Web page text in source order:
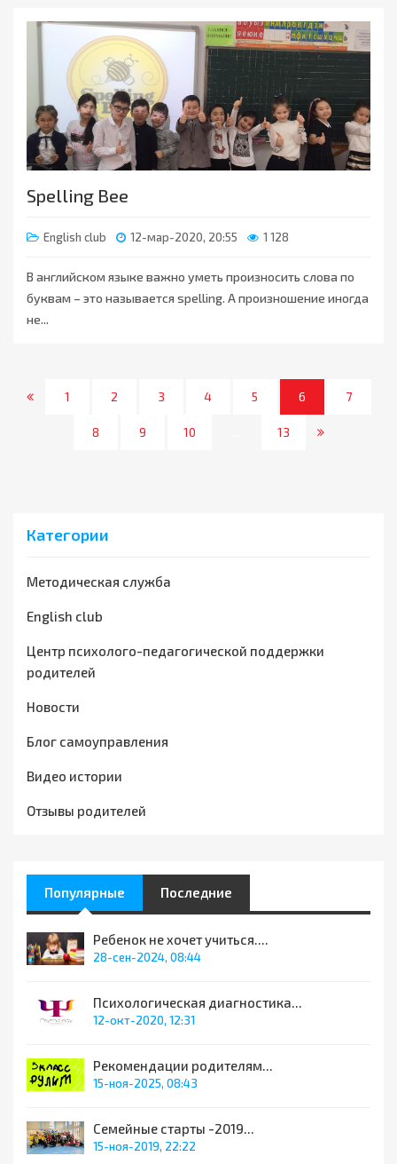
Spelling Bee
English club 12-мар-2020, 20:55 1 128
В английском языке важно уметь произносить слова по
буквам – это называется spelling. А произношение иногда
не...
1 2 3 4 5 6 7
8 9 10 13
Категории
Методическая служба
English club
Центр психолого-педагогической поддержки
родителей
Новости
Блог самоуправления
Видео истории
Отзывы родителей
Популярные Последние
Ребенок не хочет учиться....
28-сен-2024, 08:44
Психологическая диагностика...
12-окт-2020, 12:31
Рекомендации родителям...
15-ноя-2025, 08:43
Семейные старты -2019...
15-ноя-2019, 22:22